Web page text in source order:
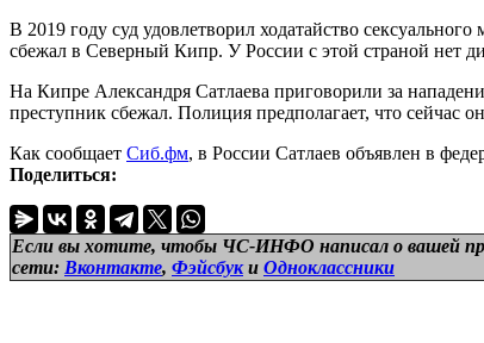
В 2019 году суд удовлетворил ходатайство
сбежал в Северный Кипр. У России с этой страной нет
На Кипре Александря Сатлаева приговорили за
преступник сбежал. Полиция предполагает, что сейчас
Как сообщает Сиб.фм, в России Сатлаев объявлен в
Поделиться:
Если вы хотите, чтобы ЧС-ИНФО написал о вашей
сети: Вконтакте, Фэйсбуки Одноклассники